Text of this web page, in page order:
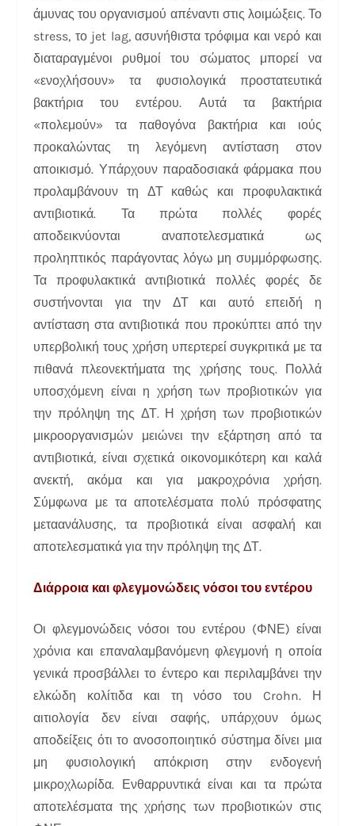
άμυνας του οργανισμού απέναντι στις λοιμώξεις. Το
stress, το jet lag, ασυνήθιστα τρόφιμα και νερό και
διαταραγμένοι ρυθμοί του σώματος μπορεί να
«ενοχλήσουν» τα φυσιολογικά προστατευτικά
βακτήρια του εντέρου. Αυτά τα βακτήρια
«πολεμούν» τα παθογόνα βακτήρια και ιούς
προκαλώντας τη λεγόμενη αντίσταση στον
αποικισμό. Υπάρχουν παραδοσιακά φάρμακα που
προλαμβάνουν τη ΔΤ καθώς και προφυλακτικά
αντιβιοτικά. Τα πρώτα πολλές φορές
αποδεικνύονται αναποτελεσματικά ως
προληπτικός παράγοντας λόγω μη συμμόρφωσης.
Τα προφυλακτικά αντιβιοτικά πολλές φορές δε
συστήνονται για την ΔΤ και αυτό επειδή η
αντίσταση στα αντιβιοτικά που προκύπτει από την
υπερβολική τους χρήση υπερτερεί συγκριτικά με τα
πιθανά πλεονεκτήματα της χρήσης τους. Πολλά
υποσχόμενη είναι η χρήση των προβιοτικών για
την πρόληψη της ΔΤ. Η χρήση των προβιοτικών
μικροοργανισμών μειώνει την εξάρτηση από τα
αντιβιοτικά, είναι σχετικά οικονομικότερη και καλά
ανεκτή, ακόμα και για μακροχρόνια χρήση.
Σύμφωνα με τα αποτελέσματα πολύ πρόσφατης
μεταανάλυσης, τα προβιοτικά είναι ασφαλή και
αποτελεσματικά για την πρόληψη της ΔΤ.
Διάρροια και φλεγμονώδεις νόσοι του εντέρου
Οι φλεγμονώδεις νόσοι του εντέρου (ΦΝΕ) είναι
χρόνια και επαναλαμβανόμενη φλεγμονή η οποία
γενικά προσβάλλει το έντερο και περιλαμβάνει την
ελκώδη κολίτιδα και τη νόσο του Crohn. Η
αιτιολογία δεν είναι σαφής, υπάρχουν όμως
αποδείξεις ότι το ανοσοποιητικό σύστημα δίνει μια
μη φυσιολογική απόκριση στην ενδογενή
μικροχλωρίδα. Ενθαρρυντικά είναι και τα πρώτα
αποτελέσματα της χρήσης των προβιοτικών στις